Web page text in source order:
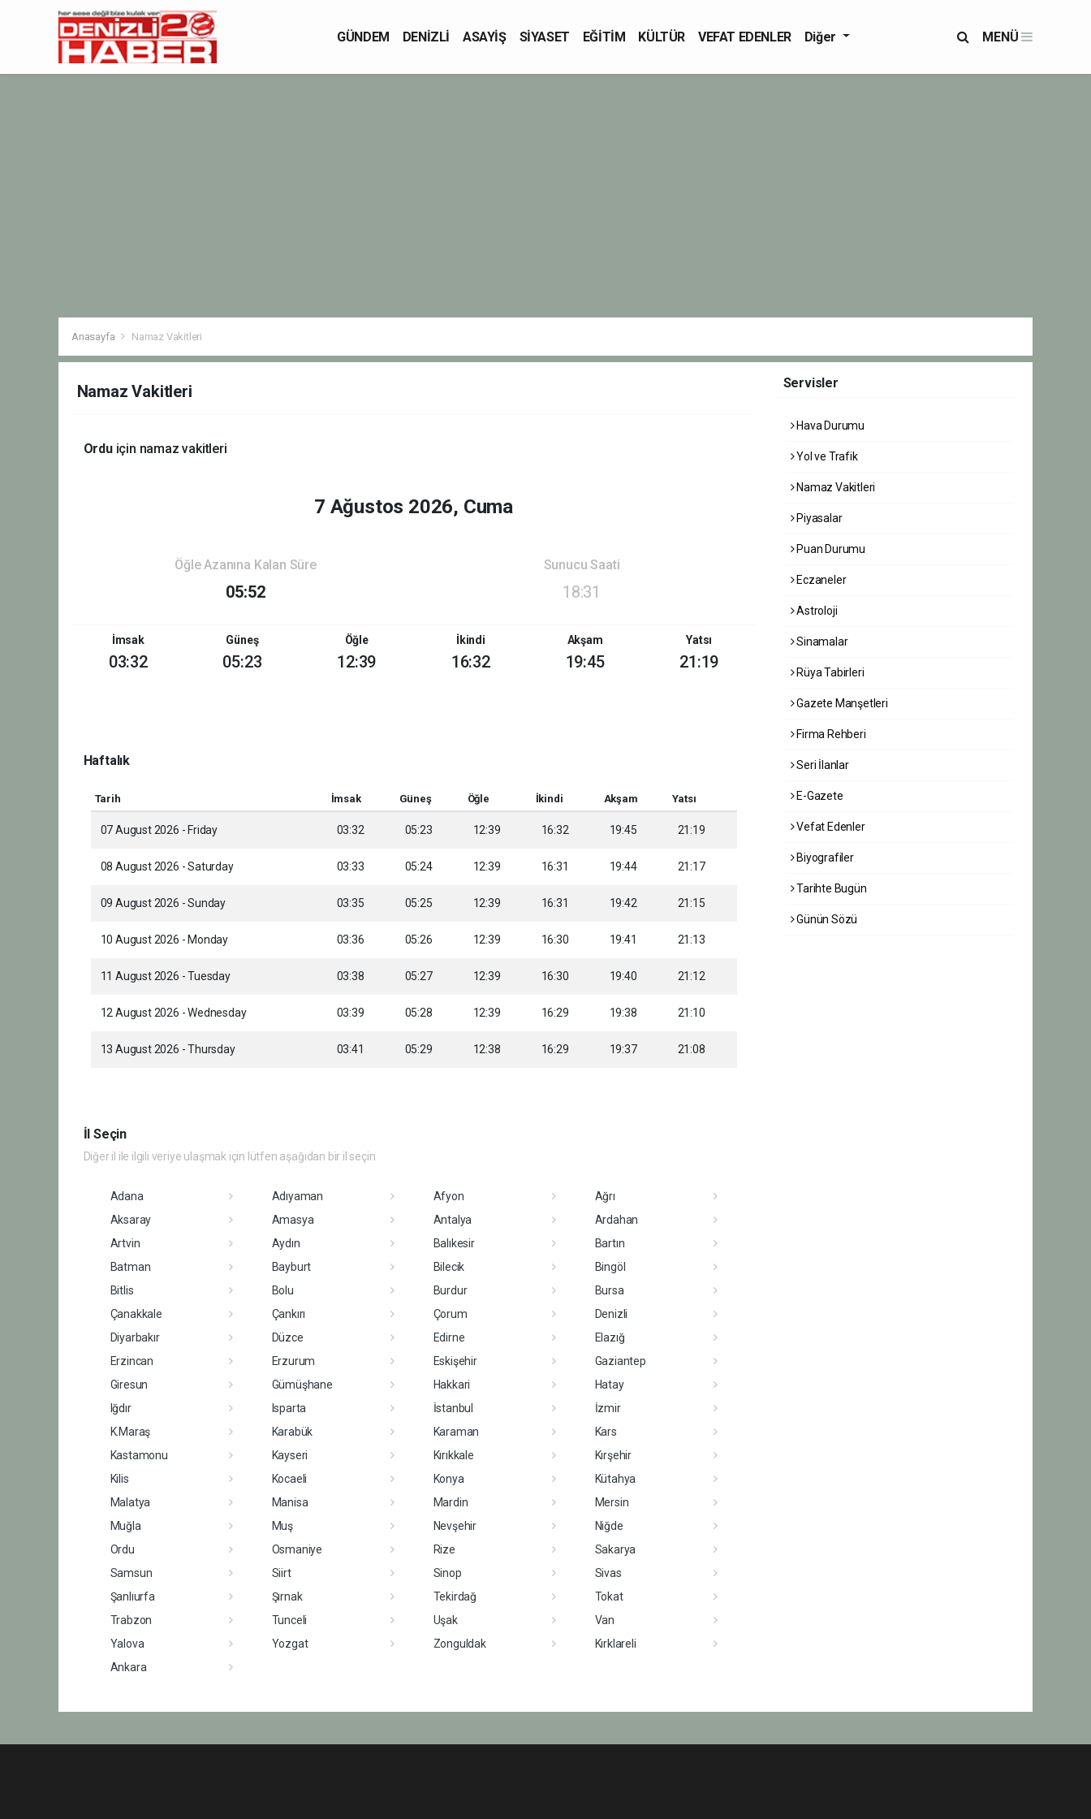
GÜNDEM DENİZLİ ASAYİŞ SİYASET EĞİTİM KÜLTÜR VEFAT EDENLER Diğer MENÜ
Anasayfa Namaz Vakitleri
Namaz Vakitleri
Orduiçin namaz vakitleri
7 Ağustos 2026, Cuma
Öğle Azanına Kalan Süre
05:52
Sunucu Saati
18:31
İmsak
03:32
Güneş
05:23
Öğle
12:39
İkindi
16:32
Akşam
19:45
Yatsı
21:19
Haftalık
Tarih İmsak Güneş Öğle İkindi Akşam Yatsı
07 August 2026 - Friday 03:32 05:23 12:39 16:32 19:45 21:19
08 August 2026 - Saturday 03:33 05:24 12:39 16:31 19:44 21:17
09 August 2026 - Sunday 03:35 05:25 12:39 16:31 19:42 21:15
10 August 2026 - Monday 03:36 05:26 12:39 16:30 19:41 21:13
11 August 2026 - Tuesday 03:38 05:27 12:39 16:30 19:40 21:12
12 August 2026 - Wednesday 03:39 05:28 12:39 16:29 19:38 21:10
13 August 2026 - Thursday 03:41 05:29 12:38 16:29 19:37 21:08
İl Seçin
Diğer il ile ilgili veriye ulaşmak için lütfen aşağıdan bir il seçin
Adana Adıyaman Afyon
Ağrı
Aksaray
Amasya Antalya
Ardahan
Artvin
Aydın Balıkesir
Bartın
Batman
Bayburt Bilecik
Bingöl
Bitlis
Bolu Burdur
Bursa
Çanakkale
Çankırı Çorum
Denizli
Diyarbakır
Düzce Edirne
Elazığ
Erzincan
Erzurum Eskişehir
Gaziantep
Giresun
Gümüşhane Hakkari
Hatay
Iğdır
Isparta İstanbul
İzmir
K.Maraş
Karabük Karaman
Kars
Kastamonu
Kayseri Kırıkkale
Kırşehir
Kilis
Kocaeli Konya
Kütahya
Malatya
Manisa Mardin
Mersin
Muğla
Muş Nevşehir
Niğde
Ordu
Osmaniye Rize
Sakarya
Samsun
Siirt Sinop
Sivas
Şanlıurfa
Şırnak Tekirdağ
Tokat
Trabzon
Tunceli Uşak
Van
Yalova
Yozgat Zonguldak
Kırklareli
Ankara
Servisler
Hava Durumu
Yol ve Trafik
Namaz Vakitleri
Piyasalar
Puan Durumu
Eczaneler
Astroloji
Sinamalar
Rüya Tabirleri
Gazete Manşetleri
Firma Rehberi
Seri İlanlar
E-Gazete
Vefat Edenler
Biyografiler
Tarihte Bugün
Günün Sözü